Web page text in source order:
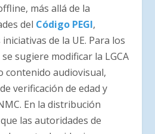
más allá de la
del Código PEGI,
de la UE. Para los
sugiere modificar la LGCA
contenido audiovisual,
verificación de edad y
En la distribución
las autoridades de